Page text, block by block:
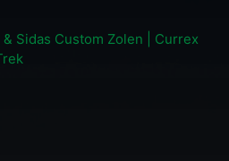
Sidas Custom Zolen | Currex